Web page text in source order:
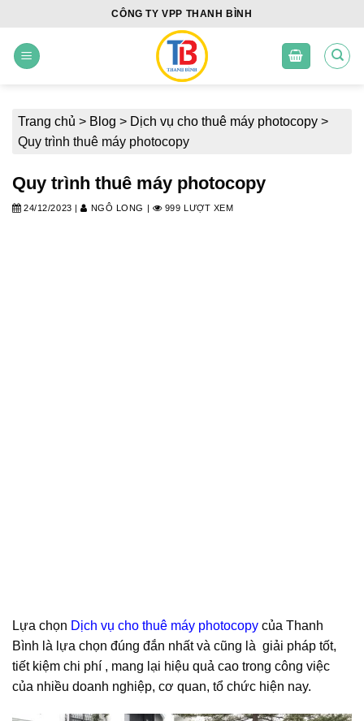
content
CÔNG TY VPP THANH BÌNH
Trang chủ > Blog > Dịch vụ cho thuê máy photocopy >
Quy trình thuê máy photocopy
Quy trình thuê máy photocopy
24/12/2023 | NGÔ LONG | 999 LƯỢT XEM
Lựa chọn Dịch vụ cho thuê máy photocopy của Thanh
Bình là lựa chọn đúng đắn nhất và cũng là giải pháp tốt,
tiết kiệm chi phí , mang lại hiệu quả cao trong công việc
của nhiều doanh nghiệp, cơ quan, tổ chức hiện nay.